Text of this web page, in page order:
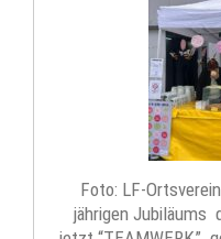
Foto: LF-
jährigen Jubiläums